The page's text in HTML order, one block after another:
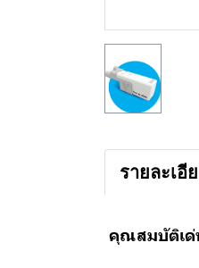
รายละเอี
คุณสมบัติเด่